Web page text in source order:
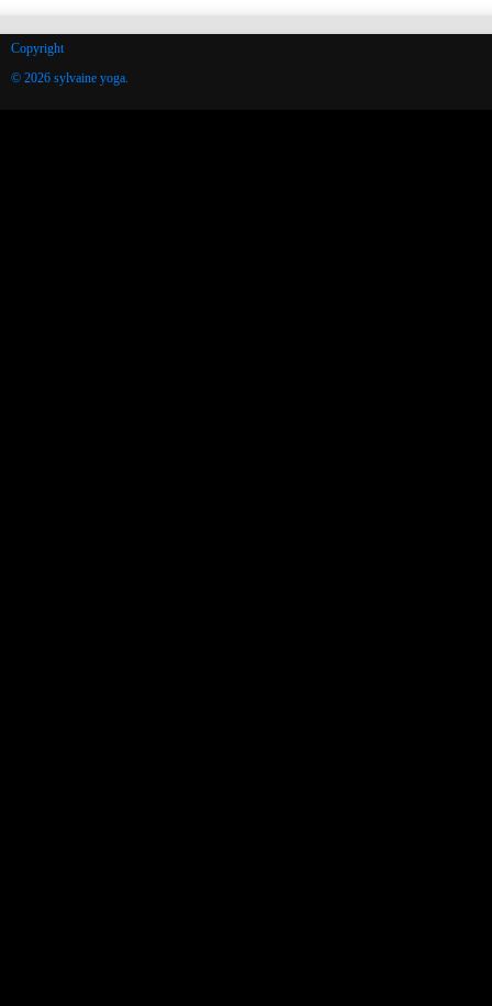
Copyright
© 2026 sylvaine yoga.